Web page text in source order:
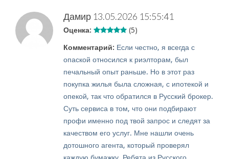
Дамир 13.05.2026 15:55:41
Оценка: (5)
Комментарий: Если честно, я всегда с
опаской относился к риэлторам, был
печальный опыт раньше. Но в этот раз
покупка жилья была сложная, с ипотекой и
опекой, так что обратился в Русский брокер.
Суть сервиса в том, что они подбирают
профи именно под твой запрос и следят за
качеством его услуг. Мне нашли очень
дотошного агента, который проверял